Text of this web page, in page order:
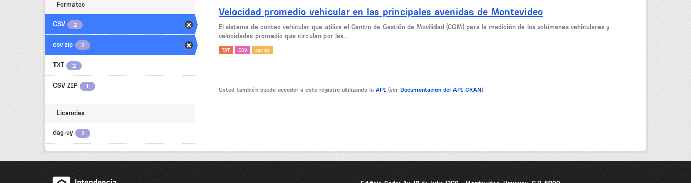
Formatos
CSV 2
csv zip 2
TXT 2
CSV ZIP 1
Licencias
dag-uy 2
Velocidad promedio vehicular en las principales avenidas de Montevideo
El sistema de conteo vehicular que utiliza el Centro de Gestión de Movilidad (CGM) para la medición de los volúmenes vehiculares y
velocidades promedio que circulan por las...
TXT CSV csv zip
Usted también puede acceder a este registro utilizando la API (ver Documentacion del API CKAN).